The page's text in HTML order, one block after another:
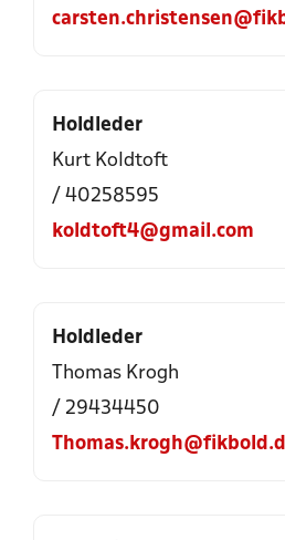
Holdleder
Kurt Koldtoft
/ 40258595
koldtoft4@gmail.com
Holdleder
Thomas Krogh
/ 29434450